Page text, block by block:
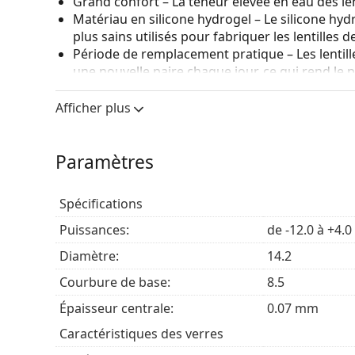
Matériau en silicone hydrogel – Le silicone
plus sains utilisés pour fabriquer les lentilles
Période de remplacement pratique– Les
une nouvelle paire chaque jour, ce qui rend
porteur.
Manipulation facile
Le filtre UV des lentilles de contact renforce la
sorte qu'une combinaison de lentilles de contact
protection idéale contre les rayons UV nocifs.
A qui s'adresse Lenjoy 1 Day Air+
Les Lenjoy 1 Day Air+ conviennent à tous ceux
conviennent à :
Ceux qui sont myopes (myopie) ou
Afficher plus
Paramètres
Spécifications
Puissances:
de -12.0 à +4.0
Diamètre:
14.2
Courbure de base:
8.5
Épaisseur centrale:
0.07 mm
Caractéristiques des verres